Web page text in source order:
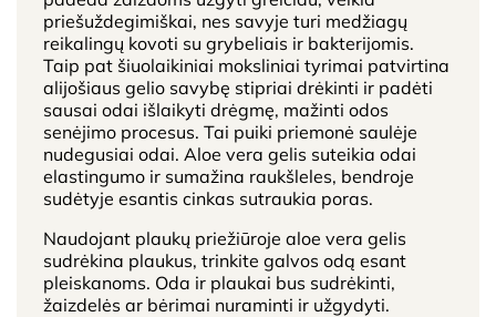
priešuždegimiškai, nes savyje turi medžiagų
reikalingų kovoti su grybeliais ir bakterijomis.
Taip pat šiuolaikiniai moksliniai tyrimai patvirtina
alijošiaus gelio savybę stipriai drėkinti ir padėti
sausai odai išlaikyti drėgmę, mažinti odos
senėjimo procesus. Tai puiki priemonė saulėje
nudegusiai odai. Aloe vera gelis suteikia odai
elastingumo ir sumažina raukšleles, bendroje
sudėtyje esantis cinkas sutraukia poras.
Naudojant plaukų priežiūroje aloe vera gelis
sudrėkina plaukus, trinkite galvos odą esant
pleiskanoms. Oda ir plaukai bus sudrėkinti,
žaizdelės ar bėrimai nuraminti ir užgydyti.